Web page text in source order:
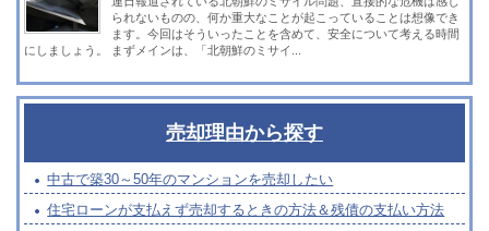
られないものの、何か重大なことが起こっていることは想像でき
ます。今回はそういったことを含めて、安全について考える時間
にしましょう。 まずメインは、「北朝鮮のミサイ...
売却理由から探す
中古で築30～50年のマンションを売却したい
住宅ローンが支払えず売却するときの方法＆残債の支払い方法